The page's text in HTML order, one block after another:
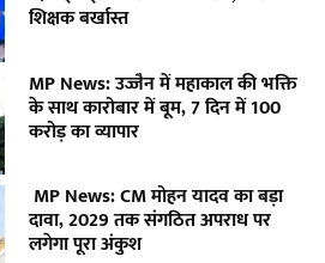
शिक्षक बर्खास्त
MP News: उज्जैन में महाकाल की भक्ति
के साथ कारोबार में बूम, 7 दिन में 100
करोड़ का व्यापार
MP News: CM मोहन यादव का बड़ा
दावा, 2029 तक संगठित अपराध पर
लगेगा पूरा अंकुश